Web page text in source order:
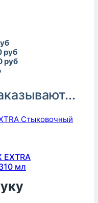
руб
руб
EXTRA
мл